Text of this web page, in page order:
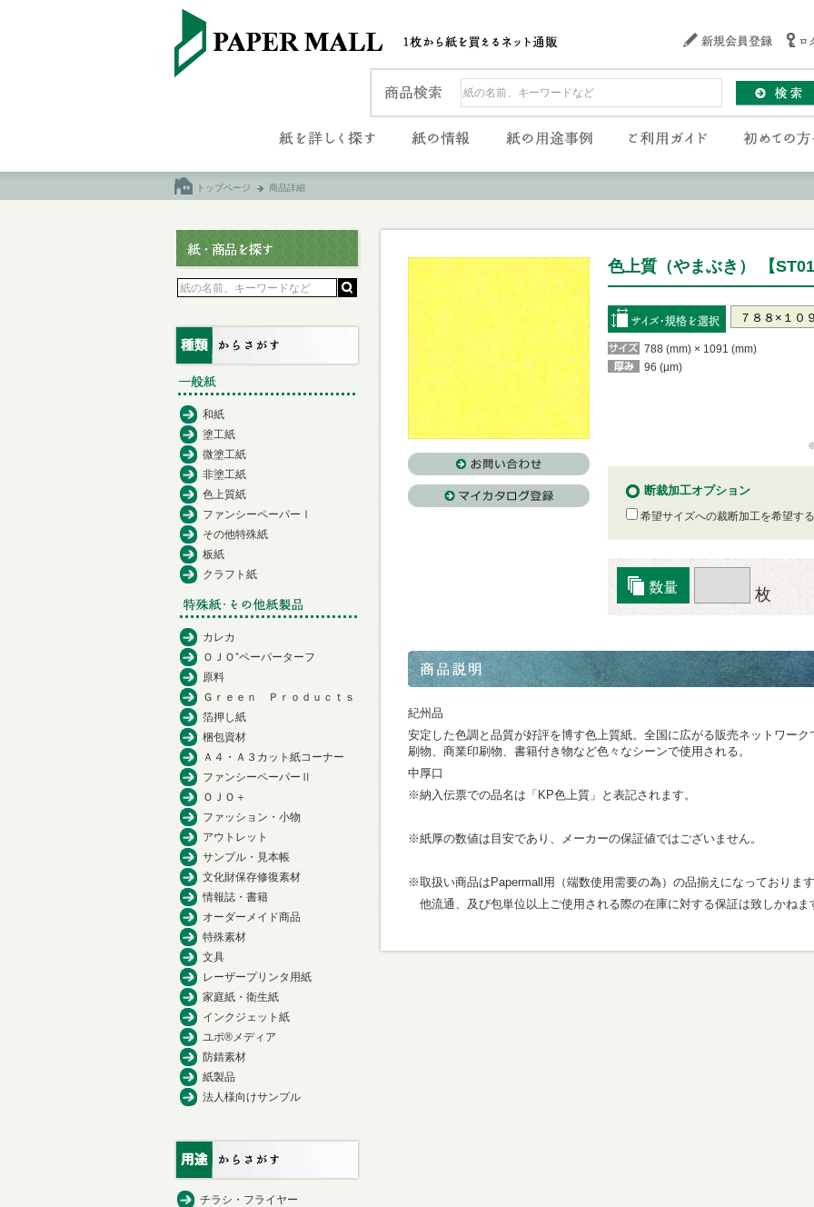
トップページ 商品詳細
色上質（やまぶき） 【
788 (mm) × 1091 (mm)
96 (µm)
断裁加工オプション
希望サイズへの裁断加工を希望する
枚
紀州品
安定した色調と品質が好評を博す色上質紙。全国に広がる販売ネットワー
刷物、商業印刷物、書籍付き物など色々なシーンで使用される。
中厚口
※納入伝票での品名は「KP色上質」と表記されます。
※紙厚の数値は目安であり、メーカーの保証値ではございません。
※取扱い商品はPapermall用（端数使用需要の為）の品揃えになっております
他流通、及び包単位以上ご使用される際の在庫に対する保証は致しかねま
和紙
塗工紙
微塗工紙
非塗工紙
色上質紙
ファンシーペーパーⅠ
その他特殊紙
板紙
クラフト紙
カレカ
ＯＪＯ⁺ペーパーターフ
原料
Ｇｒｅｅｎ Ｐｒｏｄｕｃｔｓ
箔押し紙
梱包資材
Ａ４・Ａ３カット紙コーナー
ファンシーペーパーⅡ
ＯＪＯ＋
ファッション・小物
アウトレット
サンプル・見本帳
文化財保存修復素材
情報誌・書籍
オーダーメイド商品
特殊素材
文具
レーザープリンタ用紙
家庭紙・衛生紙
インクジェット紙
ユポ®メディア
防錆素材
紙製品
法人様向けサンプル
チラシ・フライヤー